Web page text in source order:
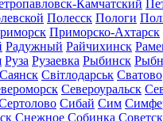
Камчатский
Полесск Пологи
Приморско-Ахтарск
Радужный Райчихинск
Руза Рузаевка Рыбинск
Саянск Світлодарськ Сватово
Североуральск
Сибай Сим
Снежное Собинка Советск